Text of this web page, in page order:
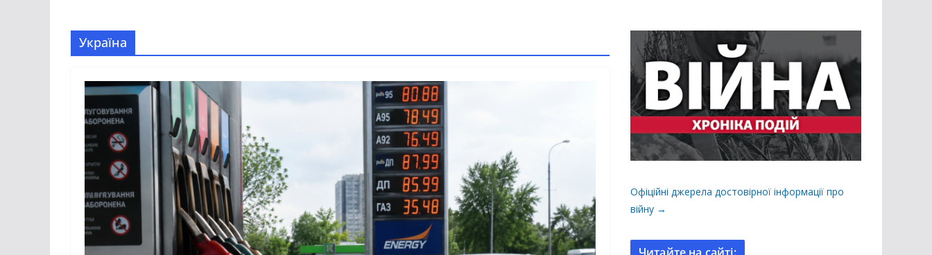
Україна
Офіційні джерела достовірної інформації про
війну →